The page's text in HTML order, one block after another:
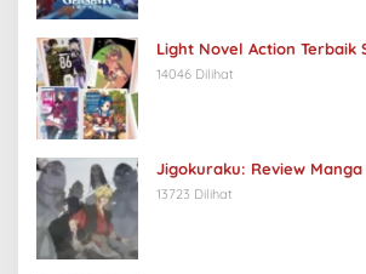
Light Novel Action Terbaik
14046 Dilihat
Jigokuraku: Review Manga
13723 Dilihat